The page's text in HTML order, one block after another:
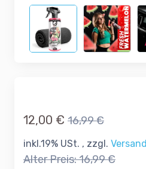
12,00 € 16,99 €
inkl.19% USt. , zzgl. Versand
Alter Preis:16,99 €